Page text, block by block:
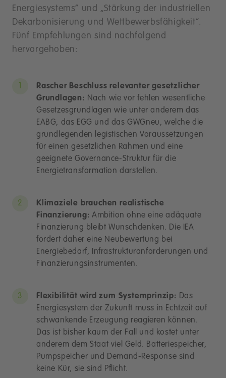
Energiesystems“ und „Stärkung der industriellen
Dekarbonisierung und Wettbewerbsfähigkeit“.
Fünf Empfehlungen sind nachfolgend
hervorgehoben:
Rascher Beschluss relevanter gesetzlicher
Grundlagen: Nach wie vor fehlen wesentliche
Gesetzesgrundlagen wie unter anderem das
EABG, das EGG und das GWGneu, welche die
grundlegenden legistischen Voraussetzungen
für einen gesetzlichen Rahmen und eine
geeignete Governance-Struktur für die
Energietransformation darstellen.
Klimaziele brauchen realistische
Finanzierung: Ambition ohne eine adäquate
Finanzierung bleibt Wunschdenken. Die IEA
fordert daher eine Neubewertung bei
Energiebedarf, Infrastrukturanforderungen und
Finanzierungsinstrumenten.
Flexibilität wird zum Systemprinzip: Das
Energiesystem der Zukunft muss in Echtzeit auf
schwankende Erzeugung reagieren können.
Das ist bisher kaum der Fall und kostet unter
anderem dem Staat viel Geld. Batteriespeicher,
Pumpspeicher und Demand-Response sind
keine Kür, sie sind Pflicht.